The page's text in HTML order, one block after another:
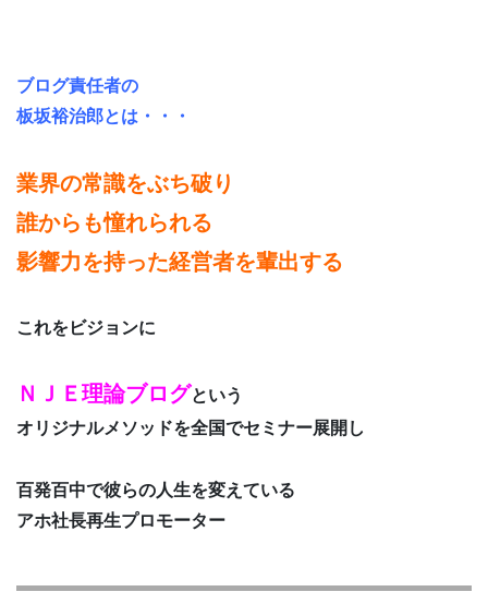
ブログ責任者の
板坂裕治郎とは・・・
業界の常識をぶち破り
誰からも憧れられる
影響力を持った経営者を輩出する
これをビジョンに
ＮＪＥ理論ブログという
オリジナルメソッドを全国でセミナー展開し
百発百中で彼らの人生を変えている
アホ社長再生プロモーター